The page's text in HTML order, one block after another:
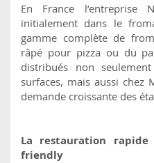
En France l’entreprise
initialement dans le
gamme complète de
râpé pour pizza ou du
distribués non
surfaces, mais aussi
demande croissante des
La restauration
friendly